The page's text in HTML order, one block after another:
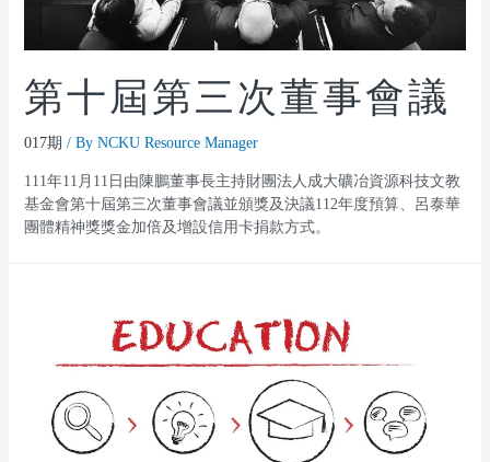
第十屆第三次董事會議
017期 / By NCKU Resource Manager
111年11月11日由陳鵬董事長主持財團法人成大礦冶資源科技文教
基金會第十屆第三次董事會議並頒獎及決議112年度預算、呂泰華
團體精神獎獎金加倍及增設信用卡捐款方式。